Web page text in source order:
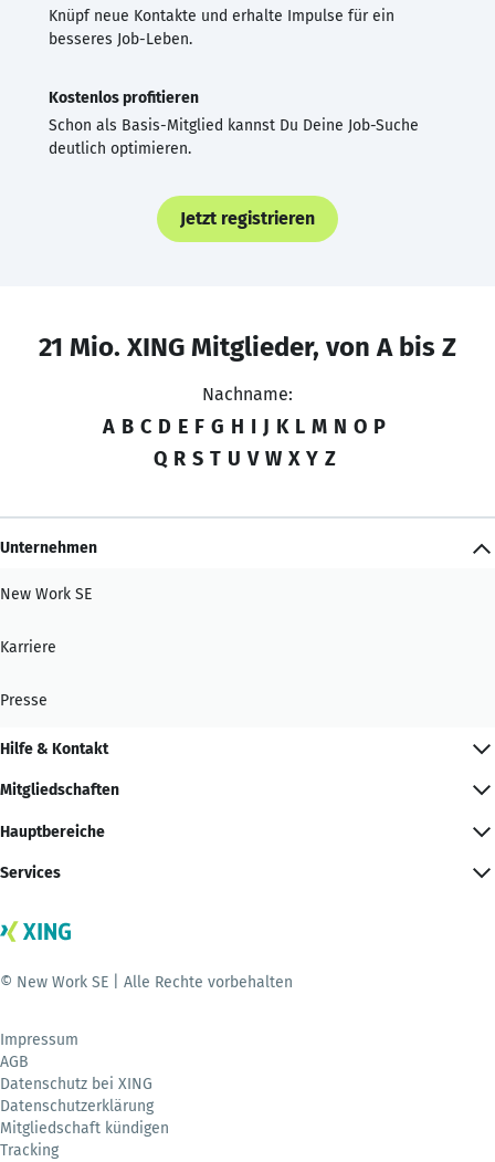
Knüpf neue Kontakte und erhalte Impulse für ein
besseres Job-Leben.
Kostenlos profitieren
Schon als Basis-Mitglied kannst Du Deine Job-Suche
deutlich optimieren.
Jetzt registrieren
21 Mio. XING Mitglieder, von A bis Z
Nachname:
A B C D E F G H I J K L M N O P
Q R S T U V W X Y Z
Unternehmen
New Work SE
Karriere
Presse
Hilfe & Kontakt
Mitgliedschaften
Hauptbereiche
Services
© New Work SE | Alle Rechte vorbehalten
Impressum
AGB
Datenschutz bei XING
Datenschutzerklärung
Mitgliedschaft kündigen
Tracking